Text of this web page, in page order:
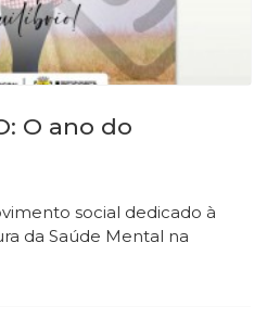
O ano do
social dedicado à
da Saúde Mental na